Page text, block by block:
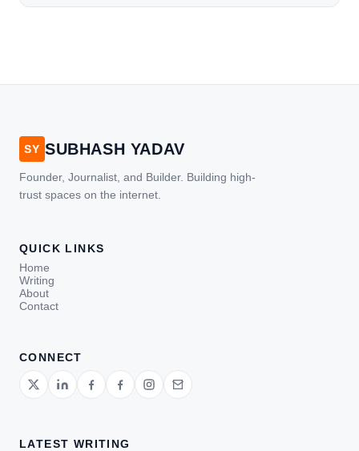
[…]
SY SUBHASH YADAV
Founder, Journalist, and Builder. Building high-
trust spaces on the internet.
QUICK LINKS
Home
Writing
About
Contact
CONNECT
LATEST WRITING